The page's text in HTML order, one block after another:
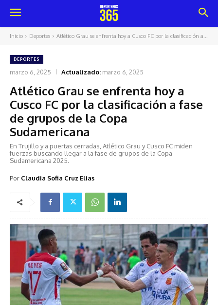
Inicio Deportes Atlético Grau se enfrenta hoy a Cusco FC por la clasificación a...
DEPORTES
marzo 6, 2025 Actualizado: marzo 6, 2025
Atlético Grau se enfrenta hoy a
Cusco FC por la clasificación a fase
de grupos de la Copa
Sudamericana
En Trujillo y a puertas cerradas, Atlético Grau y Cusco FC miden
fuerzas buscando llegar a la fase de grupos de la Copa
Sudamericana 2025.
Por Claudia Sofia Cruz Elias